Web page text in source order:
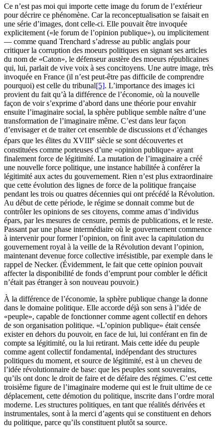
Ce n’est pas moi qui importe cette image du forum de l’extérieur
pour décrire ce phénomène. Car la reconceptualisation se faisait en
une série d’images, dont celle-ci. Elle pouvait être invoquée
explicitement («le forum de l’opinion publique»), ou implicitement
— comme quand Trenchard s’adresse au public anglais pour
critiquer la corruption des moeurs politiques en signant ses articles
du nom de «Caton», le défenseur austère des moeurs républicaines
qui, lui, parlait de vive voix à ses concitoyens. Une autre image, très
invoquée en France (il n’est peut-être pas difficile de comprendre
pourquoi) est celle du tribunal[5]. L’importance des images ici
provient du fait qu’à la différence de l’économie, où la nouvelle
façon de voir s’exprime d’abord dans une théorie pour envahir
ensuite l’imaginaire social, la sphère publique semble naître d’une
transformation de l’imaginaire même. C’est dans leur façon
d’envisager et de traiter cet ensemble de discussions et d’échanges
épars que les élites du XVIIIe siècle se sont découvertes et
constituées comme porteuses d’une «opinion publique» ayant
finalement force de légitimité. La mutation de l’imaginaire a créé
une nouvelle force politique, une instance habilitée à conférer la
légitimité aux actes du gouvernement. Rien n’est plus extraordinaire
que cette évolution des lignes de force de la politique française
pendant les trois ou quatres décennies qui ont précédé la Révolution.
Au début de cette période, le régime se donnait comme but de
contrôler les opinions de ses citoyens, comme amas d’individus
épars, par les mesures de censure, permis de publications, et le reste.
Passant par une phase intermédiaire où le gouvernement commence
à intervenir pour former l’opinion, on finit avec la capitulation du
gouvernement royal à la veille de la Révolution devant l’opinion,
maintenant devenue force collective irrésistible, par exemple dans le
rappel de Necker. (Évidemment, le fait que cette opinion pouvait
affecter la disponibilité de fonds d’emprunt pour combler le déficit
n’était pas étranger à son nouveau pouvoir.)
À la différence de l’économie, la sphère publique change la donne
dans le domaine politique. Elle accorde déjà son sens à l’idée de
«peuple», capable de fonctionner comme agent collectif en dehors
de son organisation politique. «L’opinion publique» était censée
exister en dehors du pouvoir, en face de lui, lui conférant en fin de
compte sa légitimité, ou la lui retirant. Mais cette idée du peuple
comme agent collectif fondamental, indépendant des structures
politiques du moment, et source de légitimité, est à un cheveu de
l’idée révolutionnaire de base: que les peuples sont souverains,
qu’ils ont donc le droit de faire et de défaire des régimes. C’est cette
troisième figure de l’imaginaire moderne qui est le fruit ultime de ce
déplacement, cette démotion du politique, inscrite dans l’ordre moral
moderne. Les structures politiques, en tant que réalités dérivées et
instrumentales, sont à la merci d’agents qui se constituent en dehors
du politique, parce qu’ils constituent plutôt sa source.